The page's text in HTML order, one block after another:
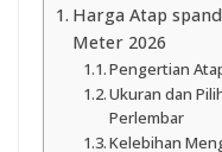
Harga Atap
Meter 2026
Pengertian
Ukuran dan
Perlembar
Kelebihan